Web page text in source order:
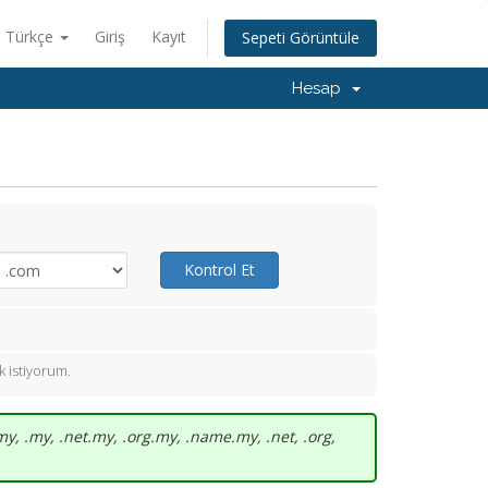
Türkçe Giriş Kayıt Sepeti Görüntüle
Hesap
Kontrol Et
istiyorum.
.my, .net.my, .org.my, .name.my, .net, .org,